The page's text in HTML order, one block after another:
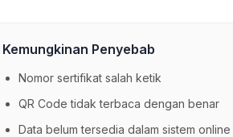
Kemungkinan Penyebab
Nomor sertifikat salah ketik
QR Code tidak terbaca dengan benar
Data belum tersedia dalam sistem online